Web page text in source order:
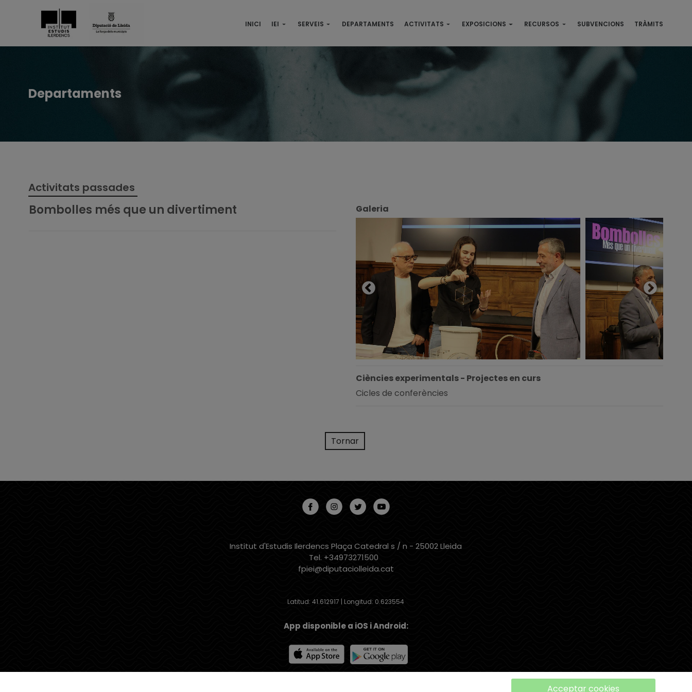
INICI IEI SERVEIS DEPARTAMENTS ACTIVITATS EXPOSICIONS RECURSOS SUBVENCIONS TRÀMITS
Departaments
Activitats passades
Bombolles més que un divertiment Galeria
Ciències experimentals - Projectes en curs
Cicles de conferències
Tornar
Institut d'Estudis Ilerdencs Plaça Catedral s / n - 25002 Lleida
Tel. +34973271500
fpiei@diputaciolleida.cat
Latitud: 41.612917 | Longitud: 0.623554
App disponible a iOS i Android:
Acceptar cookies